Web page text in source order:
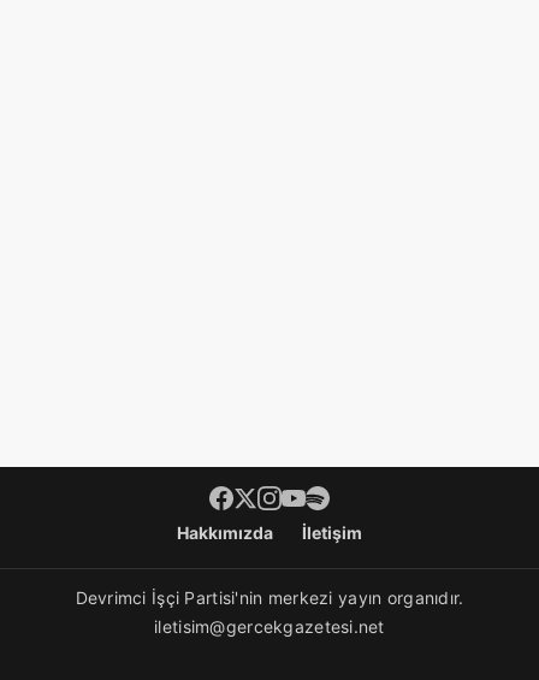
Footer menüHakkımızda İletişim
Devrimci İşçi Partisi'nin merkezi yayın organıdır.
iletisim@gercekgazetesi.net